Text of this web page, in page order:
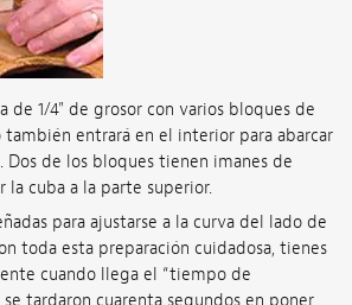
de 1/4" de grosor con varios bloques de
también entrará en el interior para abarcar
Dos de los bloques tienen imanes de
la cuba a la parte superior.
para ajustarse a la curva del lado de
toda esta preparación cuidadosa, tienes
cuando llega el “tiempo de